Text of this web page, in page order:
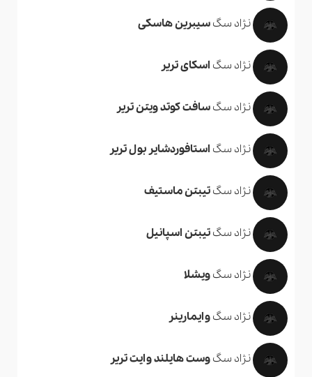
نژاد سگسیبرین هاسکی
نژاد سگ اسکای تریر
نژاد سگسافت کوتد ویتن تریر
نژاد سگ استافوردشایر بول تریر
نژاد سگتیبتن ماستیف
نژاد سگتیبتن اسپانیل
نژاد سگویشلا
نژاد سگوایمارینر
نژاد سگوست هایلند وایت تریر